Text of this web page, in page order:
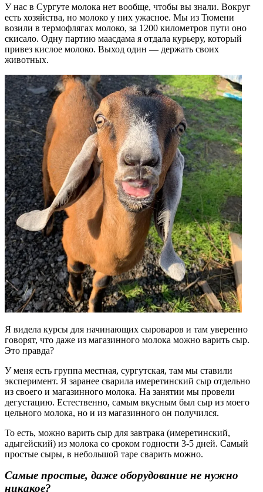
У нас в Сургуте молока нет вообще, чтобы вы знали. Вокруг
есть хозяйства, но молоко у них ужасное. Мы из Тюмени
возили в термофлягах молоко, за 1200 километров пути оно
скисало. Одну партию маасдама я отдала курьеру, который
привез кислое молоко. Выход один — держать своих
животных.
Я видела курсы для начинающих сыроваров и там уверенно
говорят, что даже из магазинного молока можно варить сыр.
Это правда?
У меня есть группа местная, сургутская, там мы ставили
эксперимент. Я заранее сварила имеретинский сыр отдельно
из своего и магазинного молока. На занятии мы провели
дегустацию. Естественно, самым вкусным был сыр из моего
цельного молока, но и из магазинного он получился.
То есть, можно варить сыр для завтрака (имеретинский,
адыгейский) из молока со сроком годности 3-5 дней. Самый
простые сыры, в небольшой таре сварить можно.
Самые простые, даже оборудование не нужно
никакое?